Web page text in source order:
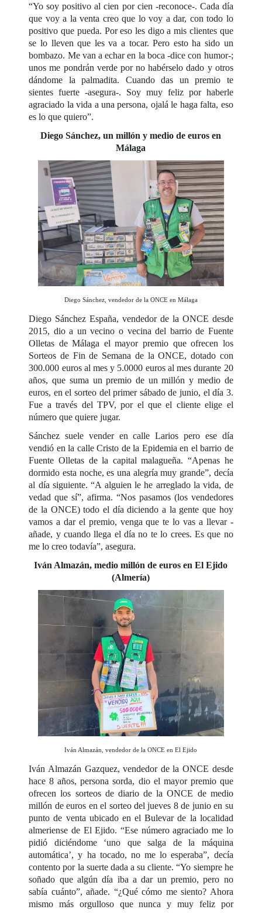
“Yo soy positivo al cien por cien -reconoce-. Cada día
que voy a la venta creo que lo voy a dar, con todo lo
positivo que pueda. Por eso les digo a mis clientes que
se lo lleven que les va a tocar. Pero esto ha sido un
bombazo. Me van a echar en la boca -dice con humor-;
unos me pondrán verde por no habérselo dado y otros
dándome la palmadita. Cuando das un premio te
sientes fuerte -asegura-. Soy muy feliz por haberle
agraciado la vida a una persona, ojalá le haga falta, eso
es lo que quiero”.
Diego Sánchez, un millón y medio de euros en
Málaga
Diego Sánchez, vendedor de la ONCE en Málaga
Diego Sánchez España, vendedor de la ONCE desde
2015, dio a un vecino o vecina del barrio de Fuente
Olletas de Málaga el mayor premio que ofrecen los
Sorteos de Fin de Semana de la ONCE, dotado con
300.000 euros al mes y 5.0000 euros al mes durante 20
años, que suma un premio de un millón y medio de
euros, en el sorteo del primer sábado de junio, el día 3.
Fue a través del TPV, por el que el cliente elige el
número que quiere jugar.
Sánchez suele vender en calle Larios pero ese día
vendió en la calle Cristo de la Epidemia en el barrio de
Fuente Olletas de la capital malagueña. “Apenas he
dormido esta noche, es una alegría muy grande”, decía
al día siguiente. “A alguien le he arreglado la vida, de
vedad que sí”, afirma. “Nos pasamos (los vendedores
de la ONCE) todo el día diciendo a la gente que hoy
vamos a dar el premio, venga que te lo vas a llevar -
añade, y cuando llega el día no te lo crees. Es que no
me lo creo todavía”, asegura.
Iván Almazán, medio millón de euros en El Ejido
(Almería)
Iván Almazán, vendedor de la ONCE en El Ejido
Iván Almazán Gazquez, vendedor de la ONCE desde
hace 8 años, persona sorda, dio el mayor premio que
ofrecen los sorteos de diario de la ONCE de medio
millón de euros en el sorteo del jueves 8 de junio en su
punto de venta ubicado en el Bulevar de la localidad
almeriense de El Ejido. “Ese número agraciado me lo
pidió diciéndome ‘uno que salga de la máquina
automática’, y ha tocado, no me lo esperaba”, decía
contento por la suerte dada a su cliente. “Yo siempre he
soñado que algún día iba a dar un premio, pero no
sabía cuánto”, añade. “¿Qué cómo me siento? Ahora
mismo más orgulloso que nunca y muy feliz por